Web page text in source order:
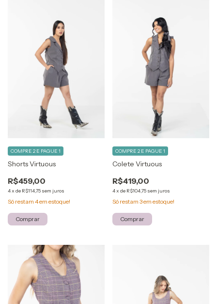
Shorts Virtuous
R$459,00
4x de R$114,75 sem juros
COMPRE 2 E PAGUE 1
Só restam 4em estoque!
Comprar
Colete Virtuous
R$419,00
4x de R$104,75 sem juros
COMPRE 2 E PAGUE 1
Só restam 3em estoque!
Comprar